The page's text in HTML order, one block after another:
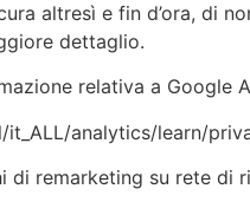
altresì e fin d’ora, di
dettaglio.
relativa a Google
analytics/learn/
di remarketing su rete di